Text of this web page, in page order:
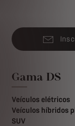
Gama DS
Veículos elétricos
Veículos híbridos
SUV